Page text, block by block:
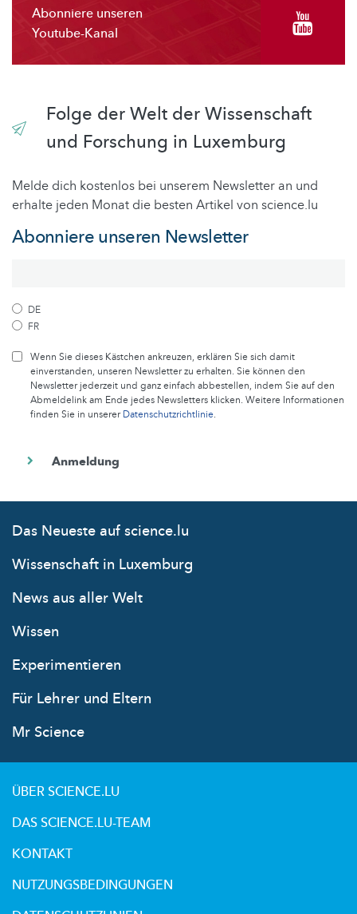
Abonniere unseren
Youtube-Kanal
Folge der Welt der Wissenschaft
und Forschung in Luxemburg
Melde dich kostenlos bei unserem Newsletter an und
erhalte jeden Monat die besten Artikel von science.lu
Abonniere unseren Newsletter
DE
FR
Wenn Sie dieses Kästchen ankreuzen, erklären Sie sich damit
einverstanden, unseren Newsletter zu erhalten. Sie können den
Newsletter jederzeit und ganz einfach abbestellen, indem Sie auf den
Abmeldelink am Ende jedes Newsletters klicken. Weitere Informationen
finden Sie in unsererDatenschutzrichtlinie.
Das Neueste auf science.lu
Wissenschaft in Luxemburg
News aus aller Welt
Wissen
Experimentieren
Für Lehrer und Eltern
Mr Science
ÜBER SCIENCE.LU
DAS SCIENCE.LU-TEAM
KONTAKT
NUTZUNGSBEDINGUNGEN